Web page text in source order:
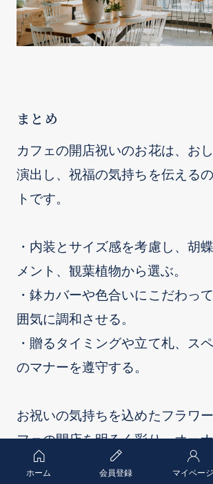
まとめ
カフェの開店祝いのお花は、お
演出し、祝福の気持ちを伝える
トです。
・内装とサイズ感を考慮し、胡
メント、観葉植物から選ぶ。
・鉢カバーや色合いにこだわっ
囲気に調和させる。
・贈るタイミングや立て札、ス
のマナーを遵守する。
お祝いの気持ちを込めたフラワ
フェの開店を明るく彩り、オー
力になるはずです。
ホーム 会員登録 マイページ